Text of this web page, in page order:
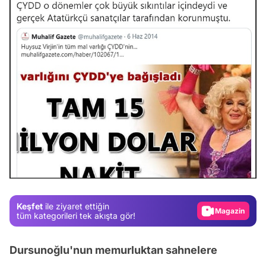
Keşfet ile ziyaret ettiğin
tüm kategorileri tek akışta gör!
Video
Test
Magazin
Dursunoğlu'nun memurluktan sahnelere